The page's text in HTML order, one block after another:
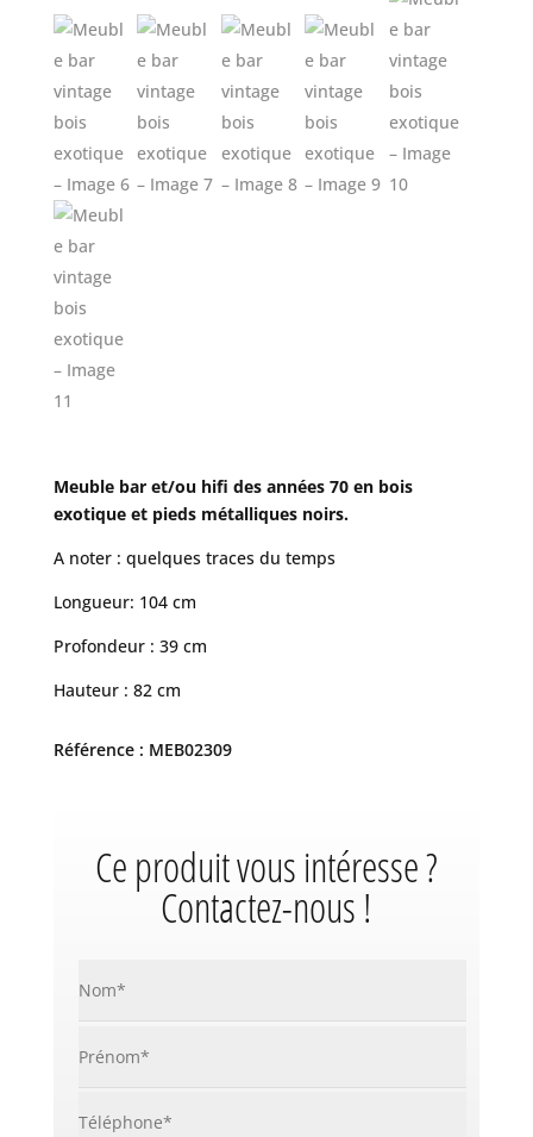
Meuble bar et/ou hifi des années 70 en bois
exotique et pieds métalliques noirs.
A noter : quelques traces du temps
Longueur: 104 cm
Profondeur : 39 cm
Hauteur : 82 cm
Référence : MEB02309
Ce produit vous intéresse ?
Contactez-nous !